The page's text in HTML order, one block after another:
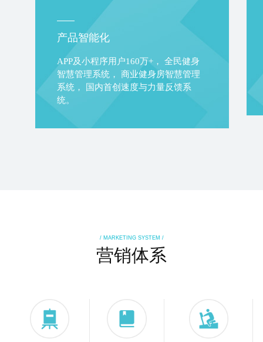
产品智能化
APP及小程序用户160万+， 全民健身
智慧管理系统， 商业健身房智慧管理
系统， 国内首创速度与力量反馈系
统。
/ MARKETING SYSTEM /
营销体系